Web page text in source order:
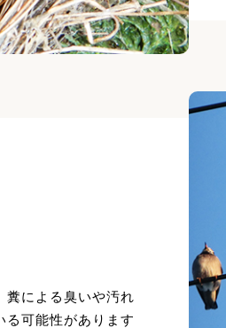
糞による臭いや汚れ
る可能性があります